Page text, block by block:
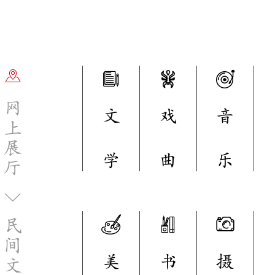
网
上
展
厅
民
间
文
文
学
戏
曲
音
乐
美 书 摄